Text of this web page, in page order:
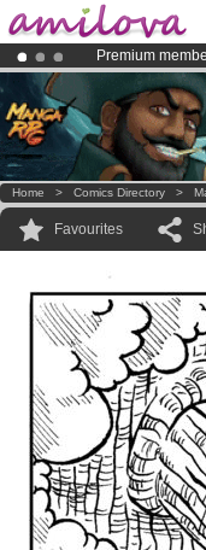
Premium
Amilova
Already 100000
Home > Comics Directory >
Favourites